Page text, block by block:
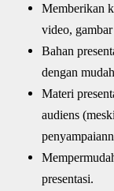
Memberikan
video,
Bahan
dengan
Materi
audiens
presentasi.